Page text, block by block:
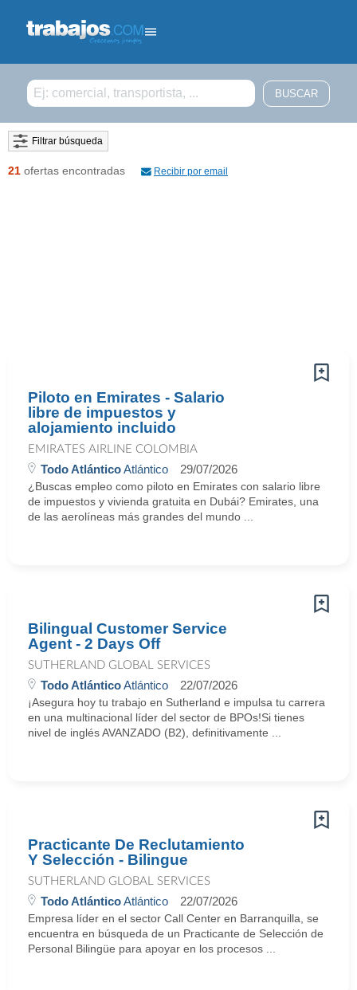
Filtrar búsqueda
21 ofertas encontradas Recibir por email
Piloto en Emirates - Salario
libre de impuestos y
alojamiento incluido
EMIRATES AIRLINE COLOMBIA
Todo AtlánticoAtlántico 29/07/2026
¿Buscas empleo como piloto en Emirates con salario libre
de impuestos y vivienda gratuita en Dubái? Emirates, una
de las aerolíneas más grandes del mundo ...
Bilingual Customer Service
Agent - 2 Days Off
SUTHERLAND GLOBAL SERVICES
Todo AtlánticoAtlántico 22/07/2026
¡Asegura hoy tu trabajo en Sutherland e impulsa tu carrera
en una multinacional líder del sector de BPOs!Si tienes
nivel de inglés AVANZADO (B2), definitivamente ...
Practicante De Reclutamiento
Y Selección - Bilingue
SUTHERLAND GLOBAL SERVICES
Todo AtlánticoAtlántico 22/07/2026
Empresa líder en el sector Call Center en Barranquilla, se
encuentra en búsqueda de un Practicante de Selección de
Personal Bilingüe para apoyar en los procesos ...